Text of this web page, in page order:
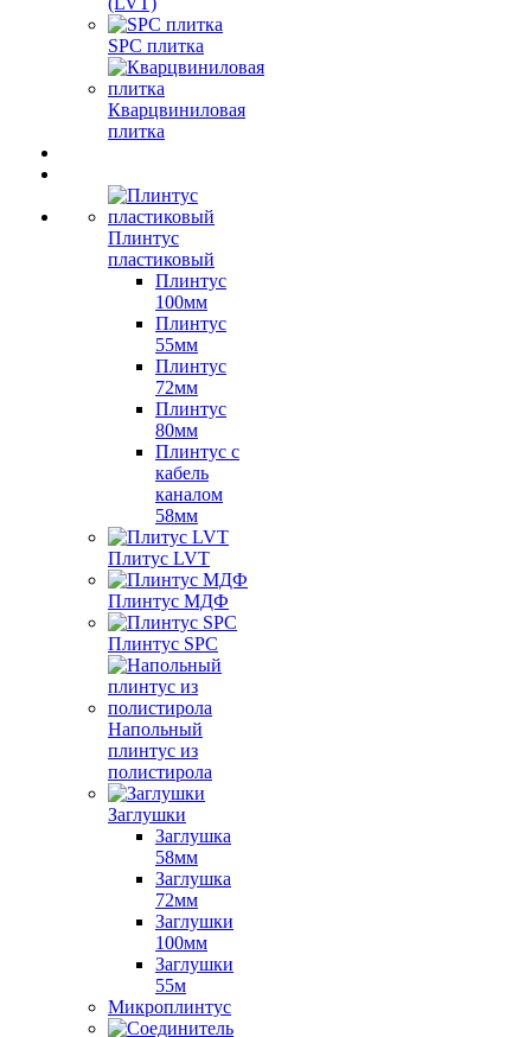
SPC плитка
Кварцвиниловая
плитка
Плинтус
пластиковый
Плинтус
100мм
Плинтус
55мм
Плинтус
72мм
Плинтус
80мм
Плинтус с
кабель
каналом
58мм
Плитус LVT
Плинтус МДФ
Плинтус SPC
Напольный
плинтус из
полистирола
Заглушки
Заглушка
58мм
Заглушка
72мм
Заглушки
100мм
Заглушки
55м
Микроплинтус